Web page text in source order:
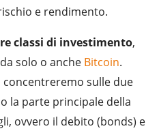
e rendimento.
classi di investimento,
da solo o anche Bitcoin.
sulle due
la parte principale della
ovvero il debito (bonds) e